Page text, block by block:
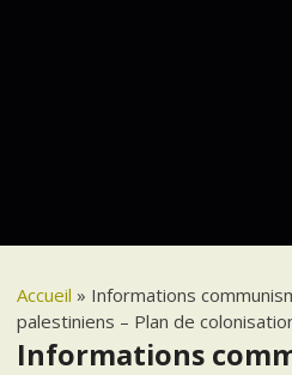
Accueil » Informations
palestiniens – Plan de
Informations